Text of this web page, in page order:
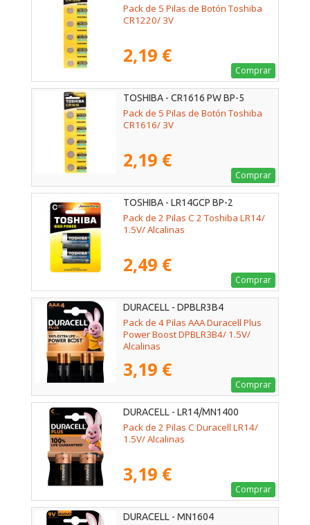
Pack de 5 Pilas de Botón Toshiba
CR1220/ 3V
2,19 €
Comprar
TOSHIBA - CR1616 PW BP-5
Pack de 5 Pilas de Botón Toshiba
CR1616/ 3V
2,19 €
Comprar
TOSHIBA - LR14GCP BP-2
Pack de 2 Pilas C 2 Toshiba LR14/
1.5V/ Alcalinas
2,49 €
Comprar
DURACELL - DPBLR3B4
Pack de 4 Pilas AAA Duracell Plus
Power Boost DPBLR3B4/ 1.5V/
Alcalinas
3,19 €
Comprar
DURACELL - LR14/MN1400
Pack de 2 Pilas C Duracell LR14/
1.5V/ Alcalinas
3,19 €
Comprar
DURACELL - MN1604